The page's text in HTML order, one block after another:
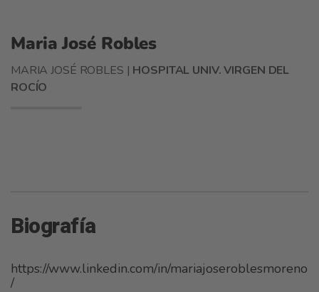
Maria José Robles
MARIA JOSÉ ROBLES | HOSPITAL UNIV. VIRGEN DEL
ROCÍO
Biografía
https://www.linkedin.com/in/mariajoseroblesmoreno
/